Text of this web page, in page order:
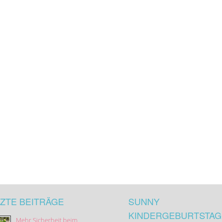
BEITRÄGE
Mehr Sicherheit beim
SUNNY